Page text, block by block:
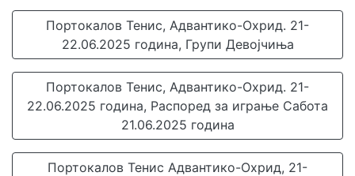
Портокалов Тенис, Адвантико-Охрид. 21-
22.06.2025 година, Групи Девојчиња
Портокалов Тенис, Адвантико-Охрид. 21-
22.06.2025 година, Распоред за играње Сабота
21.06.2025 година
Портокалов Тенис Адвантико-Охрид, 21-